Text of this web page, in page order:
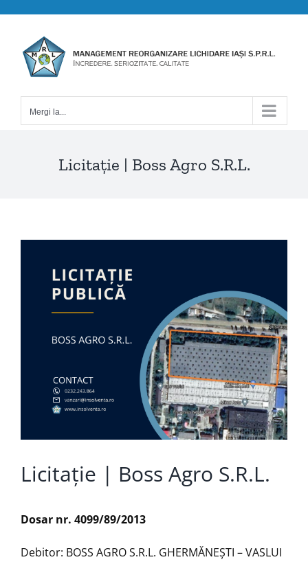
content
Mergi la...
Licitație | Boss Agro S.R.L.
Larger
Licitație | Boss Agro S.R.L.
Dosar nr. 4099/89/2013
Debitor: BOSS AGRO S.R.L. GHERMĂNEŞTI – VASLUI